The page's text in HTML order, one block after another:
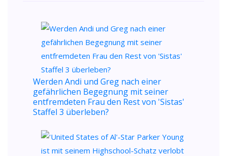
Werden Andi und Greg nach einer
gefährlichen Begegnung mit seiner
entfremdeten Frau den Rest von 'Sistas'
Staffel 3 überleben?